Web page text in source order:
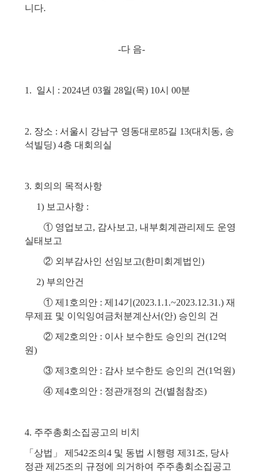
니다.
-다 음-
1. 일시 : 2024년 03월 28일(목) 10시 00분
2. 장소 : 서울시 강남구 영동대로85길 13(대치동, 송
석빌딩) 4층 대회의실
3. 회의의 목적사항
1) 보고사항 :
① 영업보고, 감사보고, 내부회계관리제도 운영
실태보고
② 외부감사인 선임보고(한미회계법인)
2) 부의안건
① 제1호의안 : 제14기(2023.1.1.~2023.12.31.) 재
무제표 및 이익잉여금처분계산서(안) 승인의 건
② 제2호의안 : 이사 보수한도 승인의 건(12억
원)
③ 제3호의안 : 감사 보수한도 승인의 건(1억원)
④ 제4호의안 : 정관개정의 건(별첨참조)
4. 주주총회소집공고의 비치
「상법」 제542조의4 및 동법 시행령 제31조, 당사
정관 제25조의 규정에 의거하여 주주총회소집공고